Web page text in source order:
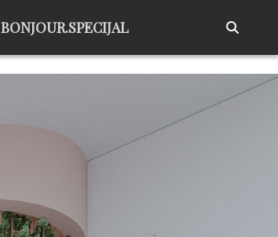
BONJOUR.SPECIJAL